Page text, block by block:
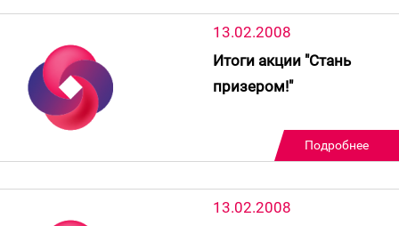
13.02.2008
Итоги акции "Стань
призером!"
Подробнее
13.02.2008